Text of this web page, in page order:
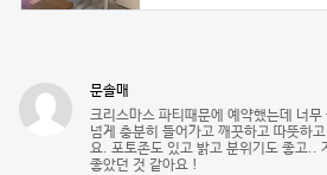
문솔매
크리스마스 파티때문에 예약했는데 너
넘게 충분히 들어가고 깨끗하고 따뜻하
요. 포토존도 있고 밝고 분위기도 좋고..
좋았던 것 같아요 !